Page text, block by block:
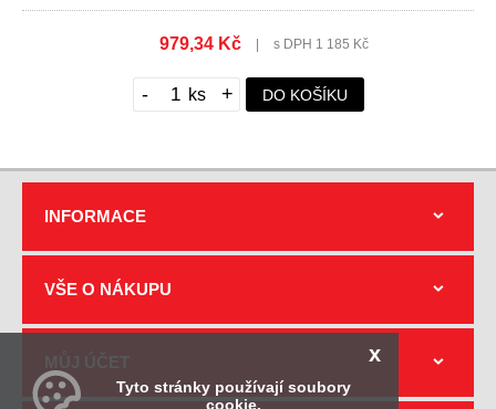
979,34 Kč s DPH 1 185 Kč
- + DO KOŠÍKU
INFORMACE
VŠE O NÁKUPU
x
Tyto stránky používají soubory
cookie.